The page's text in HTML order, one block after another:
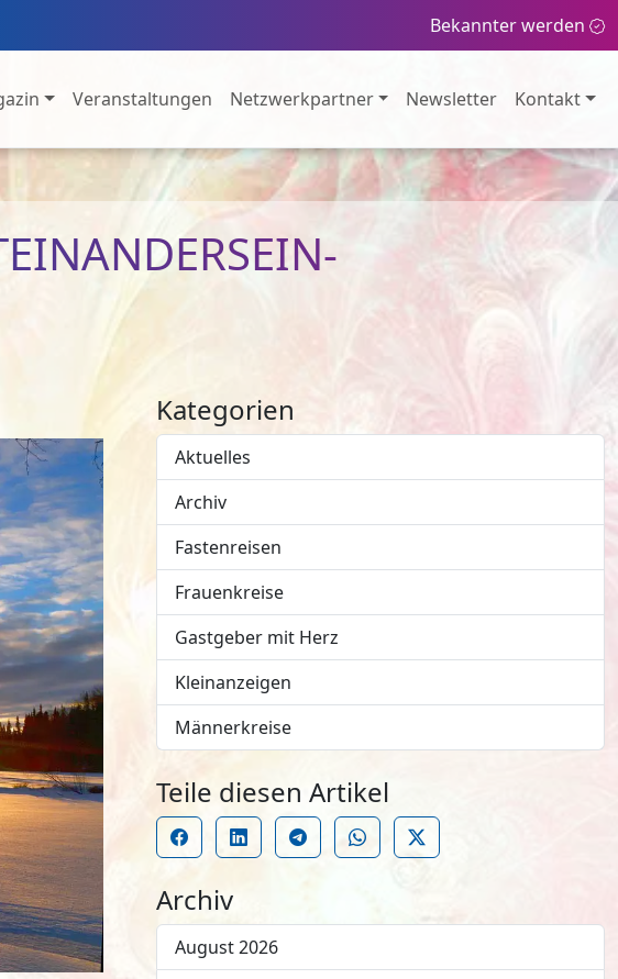
Bekannter werden
Veranstaltungen Netzwerkpartner Newsletter Kontakt
Kategorien
Aktuelles
Archiv
Fastenreisen
Frauenkreise
Gastgeber mit Herz
Kleinanzeigen
Männerkreise
Teile diesen Artikel
Archiv
August 2026